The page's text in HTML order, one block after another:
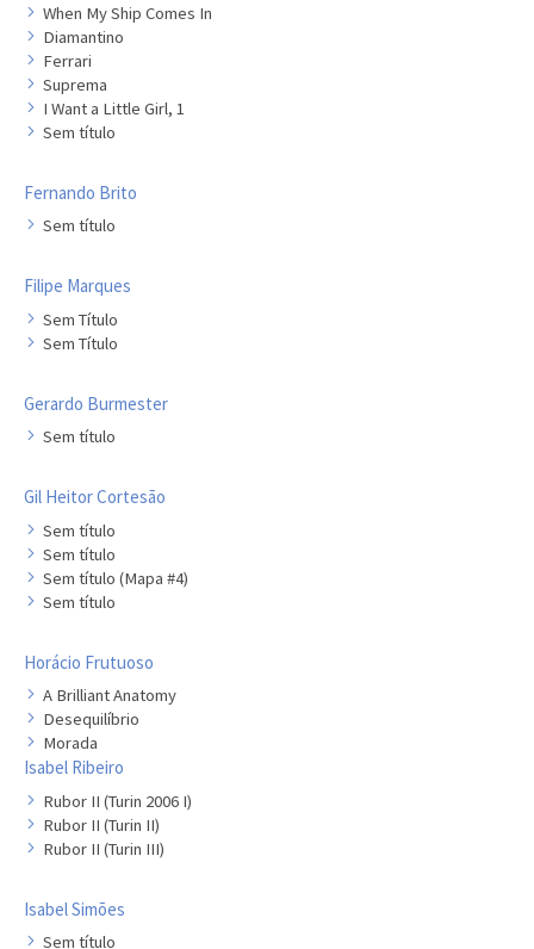
When My Ship Comes In
Diamantino
Ferrari
Suprema
I Want a Little Girl, 1
Sem título
Fernando Brito
Sem título
Filipe Marques
Sem Título
Sem Título
Gerardo Burmester
Sem título
Gil Heitor Cortesão
Sem título
Sem título
Sem título (Mapa #4)
Sem título
Horácio Frutuoso
A Brilliant Anatomy
Desequilíbrio
Morada
Isabel Ribeiro
Rubor II (Turin 2006 I)
Rubor II (Turin II)
Rubor II (Turin III)
Isabel Simões
Sem título